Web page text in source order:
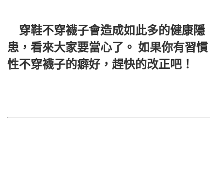
穿鞋不穿襪子會造成如此多的健康隱
患，看來大家要當心了。 如果你有習慣
性不穿襪子的癖好，趕快的改正吧！